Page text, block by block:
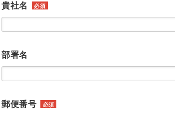
貴社名 必須
部署名
郵便番号 必須